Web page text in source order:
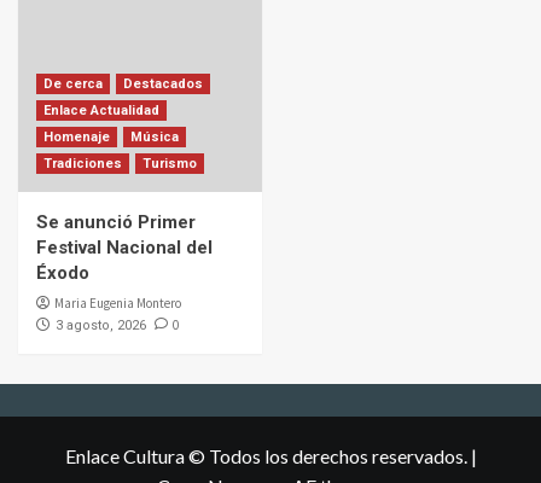
De cerca
Destacados
Enlace Actualidad
Homenaje
Música
Tradiciones
Turismo
Se anunció Primer
Festival Nacional del
Éxodo
Maria Eugenia Montero
3 agosto, 2026 0
Enlace Cultura © Todos los derechos reservados. |